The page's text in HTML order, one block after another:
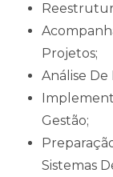
Projetos;
Análise
Gestão;
Sistemas